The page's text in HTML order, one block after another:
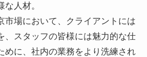
人材。
市場において、クライアントには
、スタッフの皆様には魅力的な仕
めに、社内の業務をより洗練され